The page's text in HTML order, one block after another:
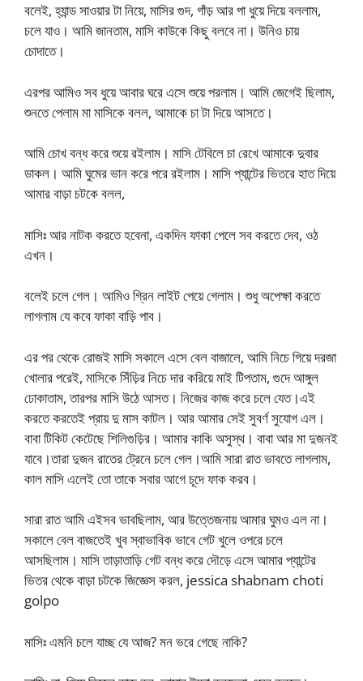
বলেই, হ্যান্ড সাওয়ার টা নিয়ে, মাসির গুদ, গাঁড় আর পা ধুয়ে দিয়ে বললাম,
চলে যাও। আমি জানতাম, মাসি কাউকে কিছু বলবে না। উনিও চায়
চোদাতে।
এরপর আমিও সব ধুয়ে আবার ঘরে এসে শুয়ে পরলাম। আমি জেগেই ছিলাম,
শুনতে পেলাম মা মাসিকে বলল, আমাকে চা টা দিয়ে আসতে।
আমি চোখ বন্ধ করে শুয়ে রইলাম। মাসি টেবিলে চা রেখে আমাকে দুবার
ডাকল। আমি ঘুমের ভান করে পরে রইলাম। মাসি প্যান্টের ভিতরে হাত দিয়ে
আমার বাড়া চটকে বলল,
মাসিঃ আর নাটক করতে হবেনা, একদিন ফাকা পেলে সব করতে দেব, ওঠ
এখন।
বলেই চলে গেল। আমিও গ্রিন লাইট পেয়ে গেলাম। শুধু অপেক্ষা করতে
লাগলাম যে কবে ফাকা বাড়ি পাব।
এর পর থেকে রোজই মাসি সকালে এসে বেল বাজালে, আমি নিচে গিয়ে দরজা
খোলার পরেই, মাসিকে সিঁড়ির নিচে দার করিয়ে মাই টিপতাম, গুদে আঙ্গুল
ঢোকাতাম, তারপর মাসি উঠে আসত। নিজের কাজ করে চলে যেত।এই
করতে করতেই প্রায় দু মাস কাটল। আর আমার সেই সুবর্ণ সুযোগ এল।
বাবা টিকিট কেটেছে শিলিগুড়ির। আমার কাকি অসুস্থ। বাবা আর মা দুজনই
যাবে।তারা দুজন রাতের ট্রেনে চলে গেল।আমি সারা রাত ভাবতে লাগলাম,
কাল মাসি এলেই তো তাকে সবার আগে চূদে ফাক করব।
সারা রাত আমি এইসব ভাবছিলাম, আর উত্তেজনায় আমার ঘুমও এল না।
সকালে বেল বাজতেই খুব স্বাভাবিক ভাবে গেট খুলে ওপরে চলে
আসছিলাম। মাসি তাড়াতাড়ি গেট বন্ধ করে দৌড়ে এসে আমার প্যান্টের
ভিতর থেকে বাড়া চটকে জিজ্ঞেস করল, jessica shabnam choti
golpo
মাসিঃ এমনি চলে যাচ্ছ যে আজ? মন ভরে গেছে নাকি?